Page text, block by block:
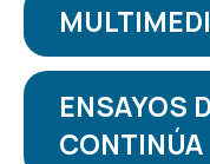
ENSAYOS
CONTINÚA